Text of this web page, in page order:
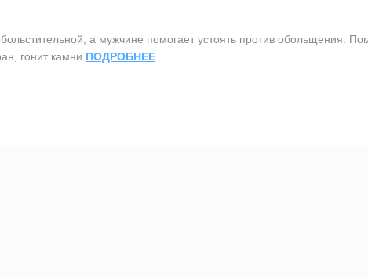
а мужчине помогает устоять против обольщения.
гонит камни ПОДРОБНЕЕ